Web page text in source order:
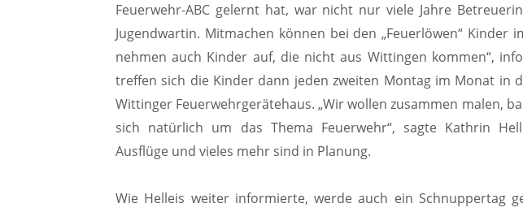
Feuerwehr-ABC gelernt hat, war nicht nur viele Jahre
Jugendwartin. Mitmachen können bei den „Feuerlöwen“ Kinder
nehmen auch Kinder auf, die nicht aus Wittingen kommen“,
treffen sich die Kinder dann jeden zweiten Montag im Monat in
Wittinger Feuerwehrgerätehaus. „Wir wollen zusammen malen,
sich natürlich um das Thema Feuerwehr“, sagte Kathrin
Ausflüge und vieles mehr sind in Planung.
Wie Helleis weiter informierte, werde auch ein Schnuppertag